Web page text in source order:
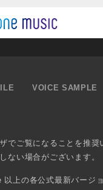
VOICE SAMPLE
でご覧になることを推奨
ない場合がございます。
上の各公式最新バージ